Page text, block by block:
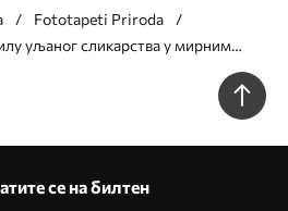
Fototapeti Priroda
уљаног сликарства у мирним
се на билтен